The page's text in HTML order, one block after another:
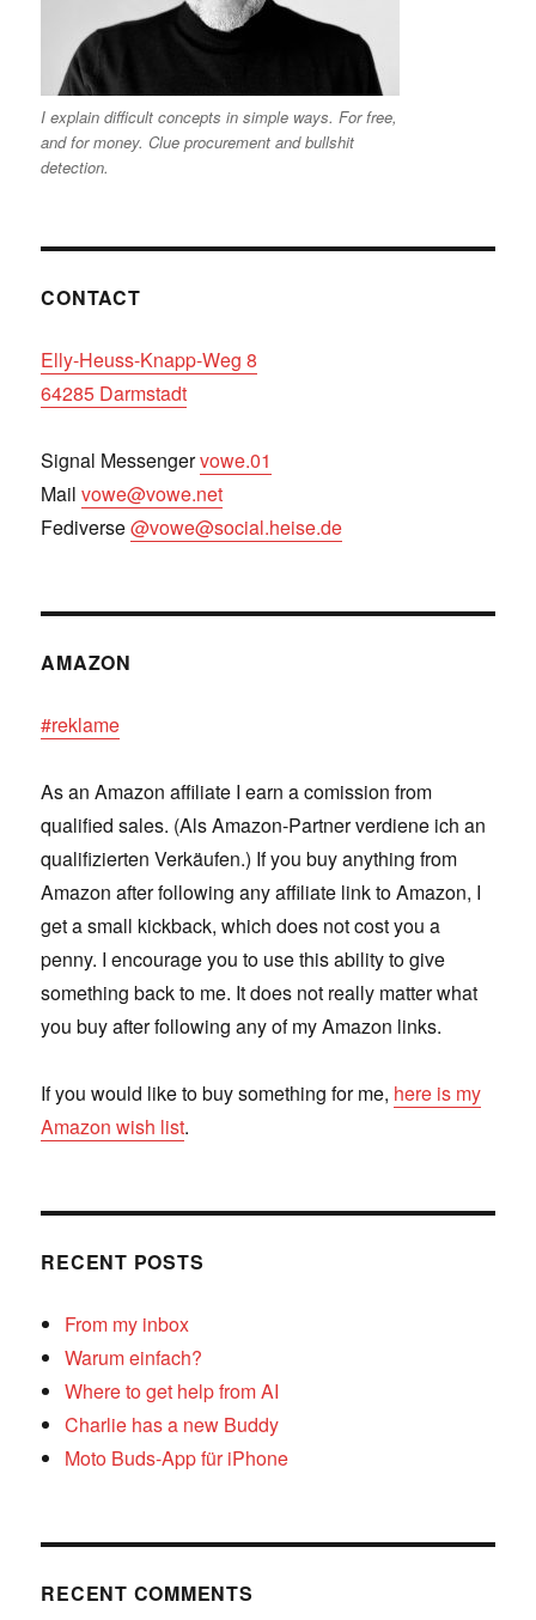
I explain difficult concepts in simple ways. For free,
and for money. Clue procurement and bullshit
detection.
CONTACT
Elly-Heuss-Knapp-Weg 8
64285 Darmstadt
Signal Messengervowe.01
Mailvowe@vowe.net
Fediverse@vowe@social.heise.de
AMAZON
#reklame
As an Amazon affiliate I earn a comission from
qualified sales. (Als Amazon-Partner verdiene ich an
qualifizierten Verkäufen.) If you buy anything from
Amazon after following any affiliate link to Amazon, I
get a small kickback, which does not cost you a
penny. I encourage you to use this ability to give
something back to me. It does not really matter what
you buy after following any of my Amazon links.
If you would like to buy something for me, here is my
Amazon wish list.
RECENT POSTS
From my inbox
Warum einfach?
Where to get help from AI
Charlie has a new Buddy
Moto Buds-App für iPhone
RECENT COMMENTS